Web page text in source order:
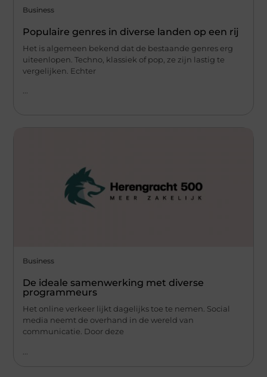
Business
Populaire genres in diverse landen op een rij
Het is algemeen bekend dat de bestaande genres erg
uiteenlopen. Techno, klassiek of pop, ze zijn lastig te
vergelijken. Echter
Business
De ideale samenwerking met diverse
programmeurs
Het online verkeer lijkt dagelijks toe te nemen. Social
media neemt de overhand in de wereld van
communicatie. Door deze